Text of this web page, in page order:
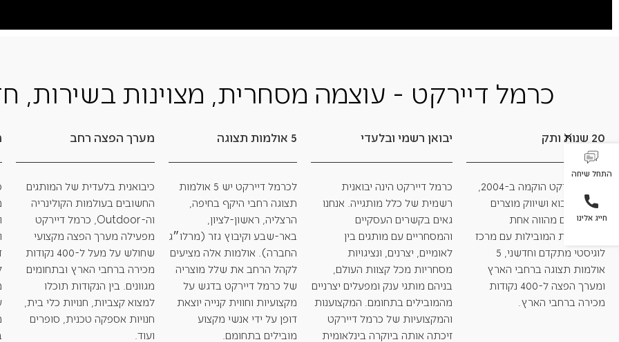
התחל שיחה
חייג אלינו
כרמל דיירקט - עוצמה מסחרית, מצוינות בשירות,
20 שנות ותק
כחברת ייבוא ושיווק מוצרים
קטנה וכיום מהווה אחת
מהיבואניות המובילות עם מרכז
לוגיסטי מתקדם וחדשני, 5
אולמות תצוגה ברחבי הארץ
ומערך הפצה ל-400 נקודות
מכירה ברחבי הארץ.
יבואן רשמי ובלעדי
כרמל דיירקט הינה יבואנית
רשמית של כלל מותגייה. אנחנו
גאים בקשרים העסקיים
והמסחריים עם מותגים בין
לאומיים, יצרנים, ונציגויות
מסחריות מכל קצוות העולם,
בניהם מותגי ענק ומפעלים יצרניים
מהמובילים בתחומם. המקצוענות
והמקצועיות של כרמל דיירקט
זיכתה אותה ביוקרה בינלאומית
5 אולמות תצוגה
לכרמל דיירקט יש 5 אולמות
תצוגה רחבי היקף בחיפה,
הרצליה, ראשון-לציון,
באר-שבע וקיבוץ גזר (מרלו״ג
החברה). אולמות אלה מציעים
לקהל הרחב את שלל מוצריה
של כרמל דיירקט בדגש על
מקצועיות וחווית קנייה יוצאת
דופן על ידי אנשי מקצוע
מובילים בתחומם.
מערך הפצה רחב
כיבואנית בלעדית של המותגים
החשובים בעולמות הקולינריה
וה-Outdoor, כרמל דיירקט
מפעילה מערך הפצה מקצועי
שחולש על מעל ל-400 נקודות
מכירה ברחבי הארץ ובתחומים
מגוונים. בין הנקודות תוכלו
למצוא קצביות, חנויות כלי בית,
חנויות אספקה טכנית, סופרים
ועוד.